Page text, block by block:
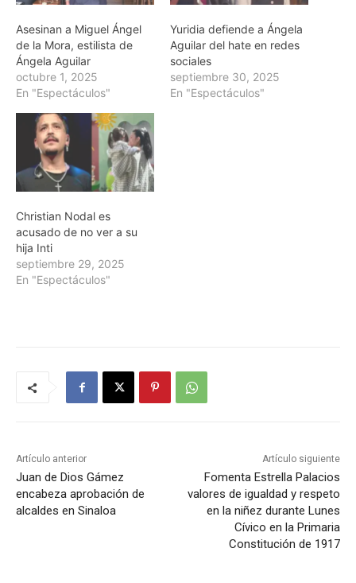
Asesinan a Miguel Ángel
de la Mora, estilista de
Ángela Aguilar
octubre 1, 2025
En "Espectáculos"
Yuridia defiende a Ángela
Aguilar del hate en redes
sociales
septiembre 30, 2025
En "Espectáculos"
Christian Nodal es
acusado de no ver a su
hija Inti
septiembre 29, 2025
En "Espectáculos"
Artículo anterior
Juan de Dios Gámez
encabeza aprobación de
alcaldes en Sinaloa
Artículo siguiente
Fomenta Estrella Palacios
valores de igualdad y respeto
en la niñez durante Lunes
Cívico en la Primaria
Constitución de 1917